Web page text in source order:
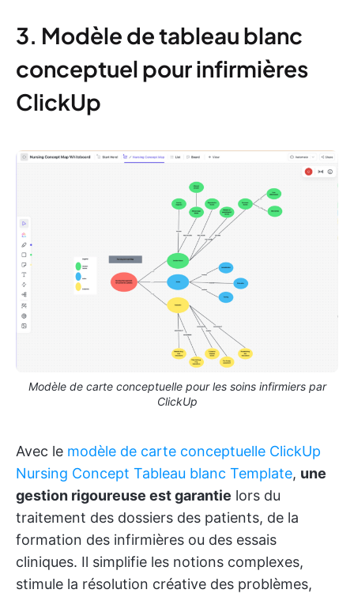
3. Modèle de tableau blanc
conceptuel pour infirmières
ClickUp
Modèle de carte conceptuelle pour les soins infirmiers par
ClickUp
Avec le modèle de carte conceptuelle ClickUp
Nursing Concept Tableau blanc Template, une
gestion rigoureuse est garantie lors du
traitement des dossiers des patients, de la
formation des infirmières ou des essais
cliniques. Il simplifie les notions complexes,
stimule la résolution créative des problèmes,